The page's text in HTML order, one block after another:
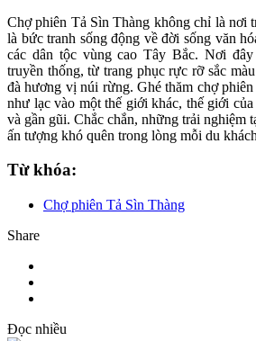
Chợ phiên Tả Sìn Thàng không chỉ là nơi
là bức tranh sống động về đời sống văn
các dân tộc vùng cao Tây Bắc. Nơi
truyền thống, từ trang phục rực rỡ sắc
đà hương vị núi rừng. Ghé thăm chợ
như lạc vào một thế giới khác, thế giới
và gần gũi. Chắc chắn, những trải nghiệm
ấn tượng khó quên trong lòng mỗi du
Từ khóa:
Chợ phiên Tả Sìn Thàng
Share
Đọc nhiều